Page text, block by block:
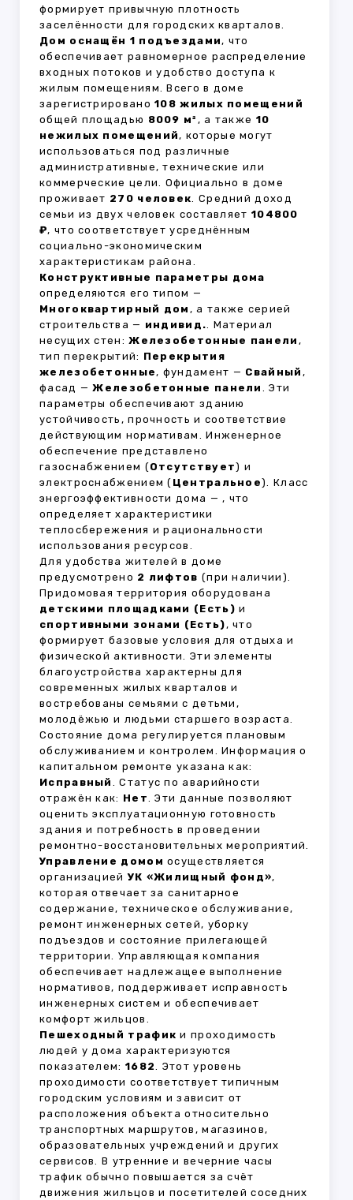
формирует привычную плотность
заселённости для городских кварталов.
Дом оснащён 1 подъездами, что
обеспечивает равномерное распределение
входных потоков и удобство доступа к
жилым помещениям. Всего в доме
зарегистрировано108 жилых помещений
общей площадью 8009 м² , а также 10
нежилых помещений, которые могут
использоваться под различные
административные, технические или
коммерческие цели. Официально в доме
проживает 270 человек. Средний доход
семьи из двух человек составляет 104800
₽, что соответствует усреднённым
социально-экономическим
характеристикам района.
Конструктивные параметры дома
определяются его типом —
Многоквартирный дом , а также серией
строительства — индивид.. Материал
несущих стен:Железобетонные панели ,
тип перекрытий: Перекрытия
железобетонные, фундамент — Свайный ,
фасад —Железобетонные панели . Эти
параметры обеспечивают зданию
устойчивость, прочность и соответствие
действующим нормативам. Инженерное
обеспечение представлено
газоснабжением (Отсутствует) и
электроснабжением ( Центральное). Класс
энергоэффективности дома —, что
определяет характеристики
теплосбережения и рациональности
использования ресурсов.
Для удобства жителей в доме
предусмотрено 2 лифтов (при наличии).
Придомовая территория оборудована
детскими площадками (Есть) и
спортивными зонами (Есть), что
формирует базовые условия для отдыха и
физической активности. Эти элементы
благоустройства характерны для
современных жилых кварталов и
востребованы семьями с детьми,
молодёжью и людьми старшего возраста.
Состояние дома регулируется плановым
обслуживанием и контролем. Информация о
капитальном ремонте указана как:
Исправный . Статус по аварийности
отражён как: Нет. Эти данные позволяют
оценить эксплуатационную готовность
здания и потребность в проведении
ремонтно-восстановительных мероприятий.
Управление домом осуществляется
организациейУК «Жилищный фонд»,
которая отвечает за санитарное
содержание, техническое обслуживание,
ремонт инженерных сетей, уборку
подъездов и состояние прилегающей
территории. Управляющая компания
обеспечивает надлежащее выполнение
нормативов, поддерживает исправность
инженерных систем и обеспечивает
комфорт жильцов.
Пешеходный трафик и проходимость
людей у дома характеризуются
показателем: 1682. Этот уровень
проходимости соответствует типичным
городским условиям и зависит от
расположения объекта относительно
транспортных маршрутов, магазинов,
образовательных учреждений и других
сервисов. В утренние и вечерние часы
трафик обычно повышается за счёт
движения жильцов и посетителей соседних